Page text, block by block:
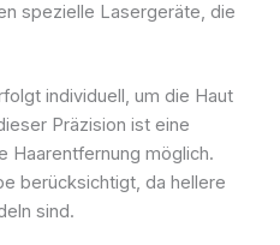
spezielle Lasergeräte, die
individuell, um die Haut
Präzision ist eine
Haarentfernung möglich.
berücksichtigt, da hellere
sind.